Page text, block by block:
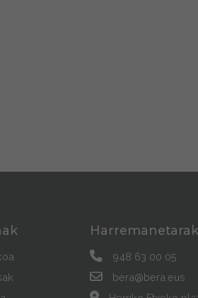
948 63 00 05
bera@bera.eus